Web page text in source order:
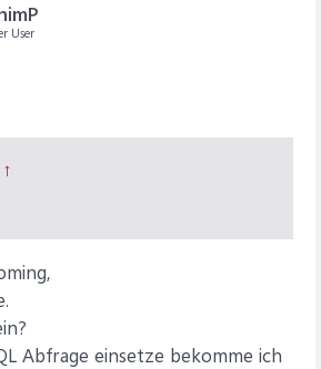
User
↑
Abfrage einsetze bekomme ich